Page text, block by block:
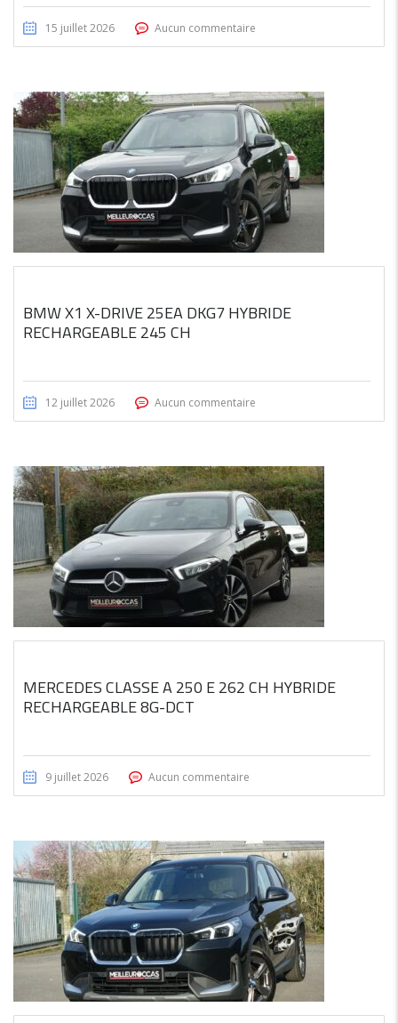
15 juillet 2026 Aucun commentaire
BMW X1 X-DRIVE 25EA DKG7 HYBRIDE
RECHARGEABLE 245 CH
12 juillet 2026 Aucun commentaire
MERCEDES CLASSE A 250 E 262 CH HYBRIDE
RECHARGEABLE 8G-DCT
9 juillet 2026 Aucun commentaire